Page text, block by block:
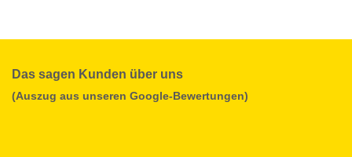
Das sagen Kunden über uns
(Auszug aus unseren Google-Bewertungen)